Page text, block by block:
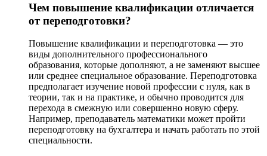
Чем повышение квалификации отличается
от переподготовки?
Повышение квалификации и переподготовка — это
виды дополнительного профессионального
образования, которые дополняют, а не заменяют высшее
или среднее специальное образование. Переподготовка
предполагает изучение новой профессии с нуля, как в
теории, так и на практике, и обычно проводится для
перехода в смежную или совершенно новую сферу.
Например, преподаватель математики может пройти
переподготовку на бухгалтера и начать работать по этой
специальности.